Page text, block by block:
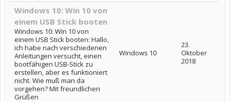
Windows 10: Win 10 von
einem USB Stick booten
Windows 10: Win 10 von
einem USB Stick booten: Hallo,
ich habe nach verschiedenen
Anleitungen versucht, einen
bootfähigen USB-Stick zu
erstellen, aber es funktioniert
nicht. Wie muß man da
vorgehen? Mit freundlichen
Grüßen
Windows 10
23.
Oktober
2018